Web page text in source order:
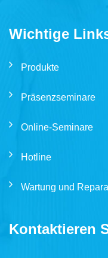
Wichtige
Produkte
Präsenzseminare
Online-Seminare
Hotline
Wartung und
Kontaktieren